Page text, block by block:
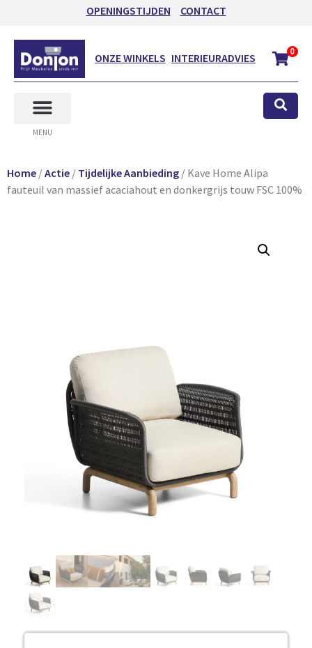
OPENINGSTIJDEN CONTACT
ONZE WINKELS INTERIEURADVIES 0
MENU
Home /Actie / Tijdelijke Aanbieding / Kave Home Alipa
fauteuil van massief acaciahout en donkergrijs touw FSC 100%